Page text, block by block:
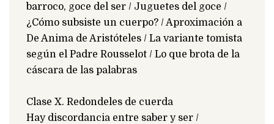
barroco, goce del ser / Juguetes del goce /
¿Cómo subsiste un cuerpo? / Aproximación a
De Anima de Aristóteles / La variante tomista
según el Padre Rousselot / Lo que brota de la
cáscara de las palabras
Clase X. Redondeles de cuerda
Hay discordancia entre saber y ser /